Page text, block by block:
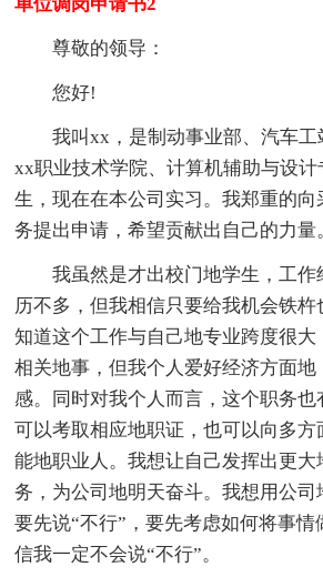
尊敬的领导：
您好!
我叫xx，是制动事业部、汽车
xx职业技术学院、计算机辅助与设计
生，现在在本公司实习。我郑重的
务提出申请，希望贡献出自己的力量
我虽然是才出校门地学生，工
历不多，但我相信只要给我机会铁
知道这个工作与自己地专业跨度很
相关地事，但我个人爱好经济方面地
感。同时对我个人而言，这个职务也
可以考取相应地职证，也可以向多方
能地职业人。我想让自己发挥出更大
务，为公司地明天奋斗。我想用公司
要先说“不行”，要先考虑如何将事情
信我一定不会说“不行”。